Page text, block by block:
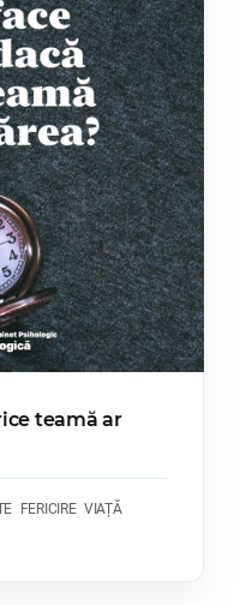
teamă ar
FERICIRE VIAȚĂ